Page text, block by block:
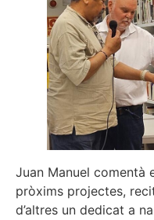
Juan Manuel comentà
pròxims projectes,
d’altres un dedicat a